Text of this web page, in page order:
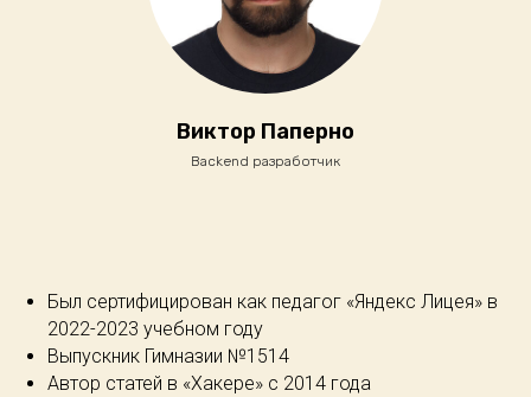
Виктор Паперно
Backend разработчик
Был сертифицирован как педагог «Яндекс Лицея» в
2022-2023 учебном году
Выпускник Гимназии №1514
Автор статей в «Хакере» с 2014 года